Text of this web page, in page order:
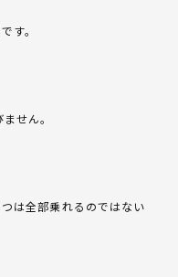
す。
せん。
は全部乗れるのではない